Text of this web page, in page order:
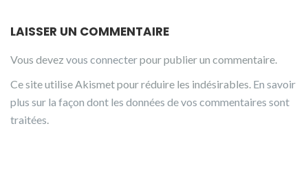
LAISSER UN COMMENTAIRE
Vous devez vous connecterpour publier un commentaire.
Ce site utilise Akismet pour réduire les indésirables. En savoir
plus sur la façon dont les données de vos commentaires sont
traitées.